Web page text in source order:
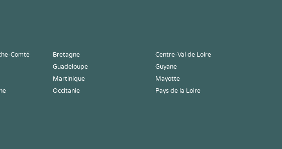
Comté Bretagne
Centre-Val de Loire
Guadeloupe
Guyane
Martinique
Mayotte
Occitanie
Pays de la Loire